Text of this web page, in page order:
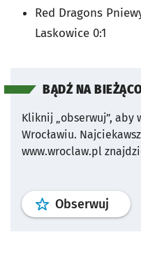
Red Dragons
Laskowice 0:1
BĄDŹ NA
Kliknij „obserwuj”, aby
Wrocławiu.
www.wroclaw.pl
Obserwuj profil